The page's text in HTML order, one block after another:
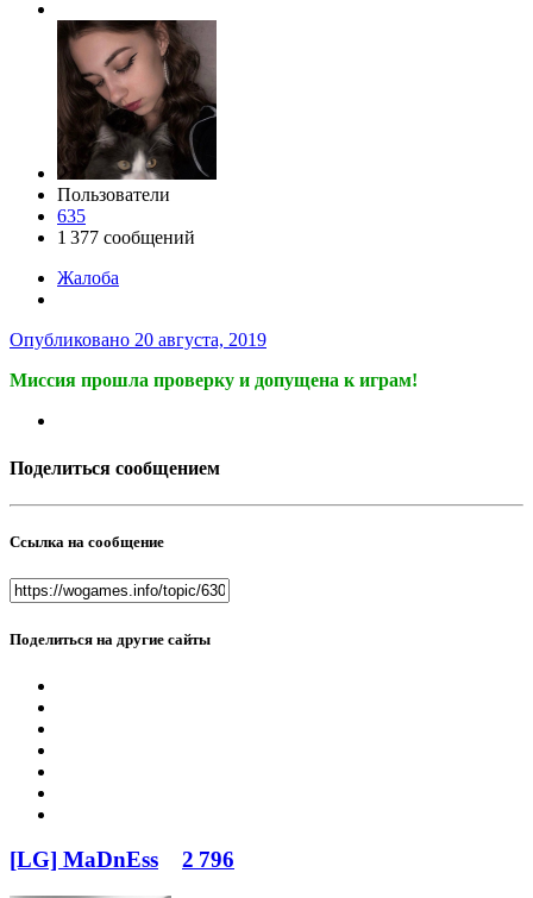
Пользователи
635
1 377 сообщений
Жалоба
Опубликовано 20 августа, 2019
Миссия прошла проверку и допущена к играм!
Поделиться сообщением
Ссылка на сообщение
Поделиться на другие сайты
[LG] MaDnEss 2 796